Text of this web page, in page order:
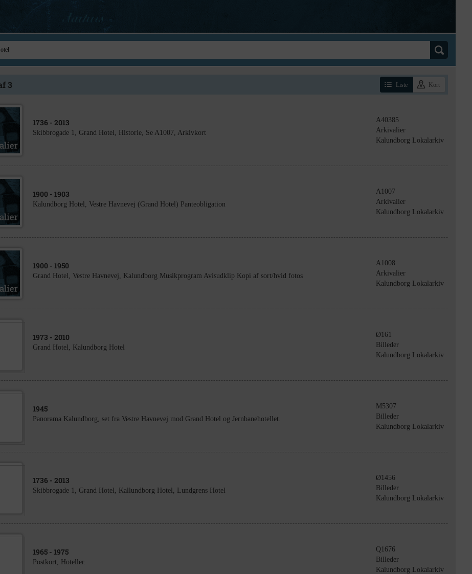
3 Liste Kort
1736 - 2013
Skibbrogade 1, Grand Hotel, Historie, Se A1007, Arkivkort
A40385
Arkivalier
Kalundborg Lokalarkiv
1900 - 1903
Kalundborg Hotel, Vestre Havnevej (Grand Hotel) Panteobligation
A1007
Arkivalier
Kalundborg Lokalarkiv
1900 - 1950
Grand Hotel, Vestre Havnevej, Kalundborg Musikprogram Avisudklip Kopi af sort/hvid fotos
A1008
Arkivalier
Kalundborg Lokalarkiv
1973 - 2010
Grand Hotel, Kalundborg Hotel
Ø161
Billeder
Kalundborg Lokalarkiv
1945
Panorama Kalundborg, set fra Vestre Havnevej mod Grand Hotel og Jernbanehotellet.
M5307
Billeder
Kalundborg Lokalarkiv
1736 - 2013
Skibbrogade 1, Grand Hotel, Kallundborg Hotel, Lundgrens Hotel
Ø1456
Billeder
Kalundborg Lokalarkiv
1965 - 1975
Postkort, Hoteller.
Q1676
Billeder
Kalundborg Lokalarkiv